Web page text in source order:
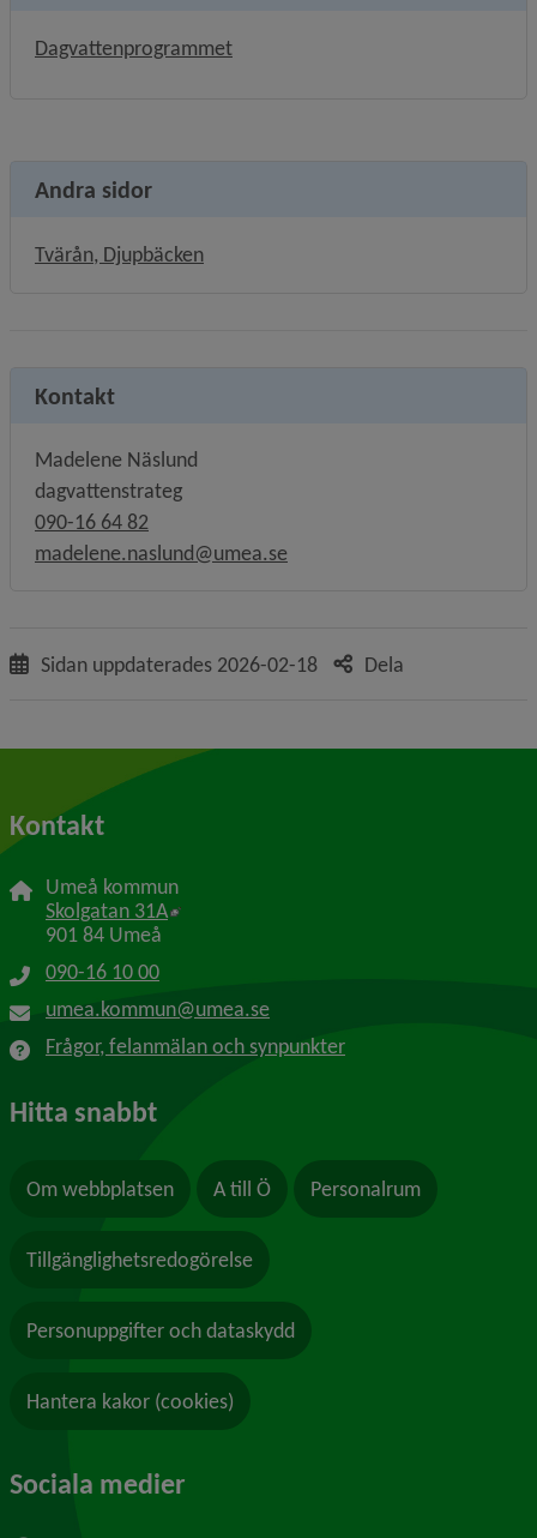
Dagvattenprogrammet
Andra sidor
Tvärån, Djupbäcken
Kontakt
Madelene Näslund
dagvattenstrateg
090-16 64 82
madelene.naslund@umea.se
Sidan uppdaterades 2026-02-18 Dela
Kontakt
Umeå kommun
Skolgatan 31A Länk till annan webbplats, öppnas i nytt
901 84 Umeå
090-16 10 00
umea.kommun@umea.se
Frågor, felanmälan och synpunkter
Hitta snabbt
Om webbplatsen A till Ö Personalrum
Tillgänglighetsredogörelse
Personuppgifter och dataskydd
Hantera kakor (cookies)
Sociala medier